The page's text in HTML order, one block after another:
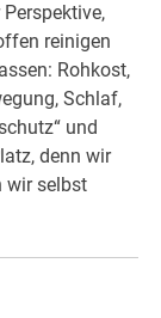
reinigen
Rohkost,
Schlaf,
und
denn wir
wir selbst